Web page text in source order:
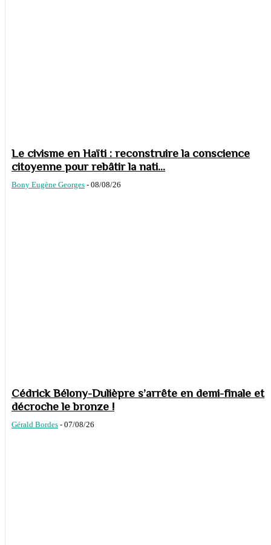
Le civisme en Haïti : reconstruire la conscience
citoyenne pour rebâtir la nati...
Bony Eugène Georges - 08/08/26
Cédrick Bélony-Dulièpre s’arrête en demi-finale et
décroche le bronze !
Gérald Bordes - 07/08/26